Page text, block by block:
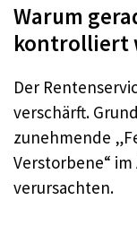
Warum
kontrolliert
Der
verschärft.
zunehmende
Verstorbene“
verursachten.